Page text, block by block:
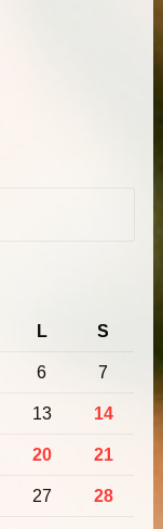
L S
6 7
13 14
20 21
27 28